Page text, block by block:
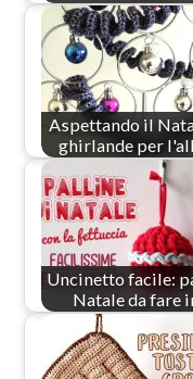
Aspettando il
ghirlande per
Uncinetto facile:
Natale da fare